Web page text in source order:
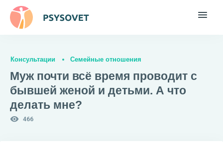
Консультации Семейные отношения
Муж почти всё время проводит с
бывшей женой и детьми. А что
делать мне?
466